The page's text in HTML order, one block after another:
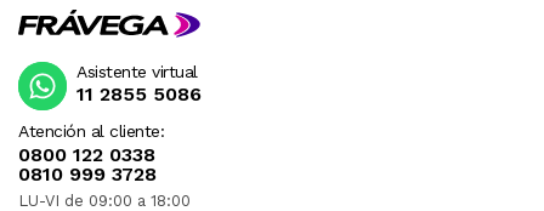
Atención al cliente:
0800 122 0338
0810 999 3728
LU-VI de 09:00 a 18:00
Asistente virtual
11 2855 5086